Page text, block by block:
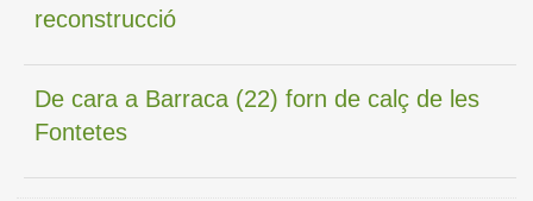
reconstrucció
De cara a Barraca (22) forn de calç de les
Fontetes